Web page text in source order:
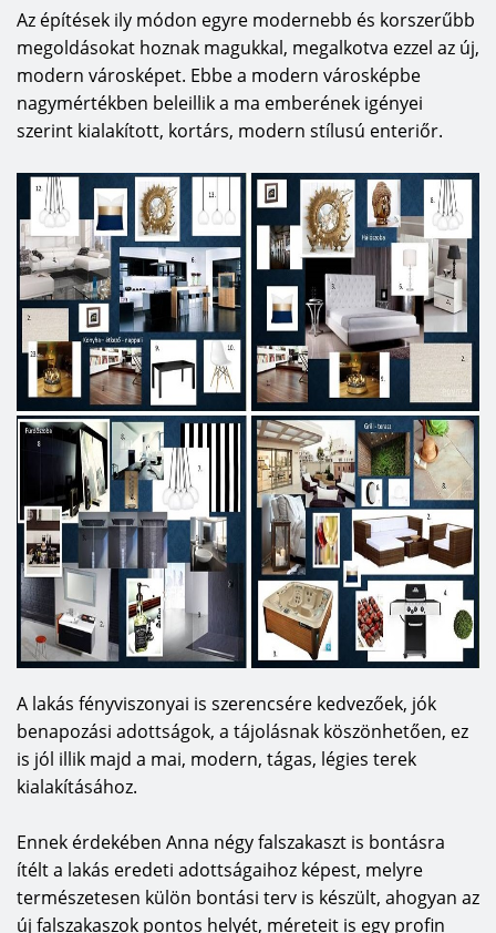
Az építések ily módon egyre modernebb és korszerűbb
megoldásokat hoznak magukkal, megalkotva ezzel az új,
modern városképet. Ebbe a modern városképbe
nagymértékben beleillik a ma emberének igényei
szerint kialakított, kortárs, modern stílusú enteriőr.
A lakás fényviszonyai is szerencsére kedvezőek, jók
benapozási adottságok, a tájolásnak köszönhetően, ez
is jól illik majd a mai, modern, tágas, légies terek
kialakításához.
Ennek érdekében Anna négy falszakaszt is bontásra
ítélt a lakás eredeti adottságaihoz képest, melyre
természetesen külön bontási terv is készült, ahogyan az
új falszakaszok pontos helyét, méreteit is egy profin